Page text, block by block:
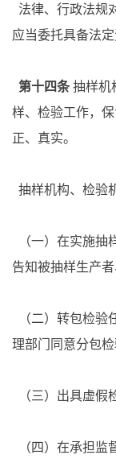
法律、行政法规
应当委托具备法定
第十四条 抽样机
样、检验工作，
正、真实。
抽样机构、检验
（一）在实施
告知被抽样生产者
（二）转包检
理部门同意分包检
（三）出具虚假
（四）在承担监